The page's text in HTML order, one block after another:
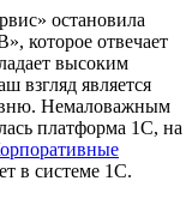
остановила
которое отвечает
высоким
взгляд является
Немаловажным
платформа 1С, на
в системе 1С.